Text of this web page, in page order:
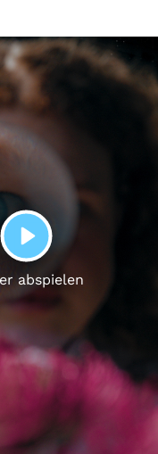
PLAY
abspielen